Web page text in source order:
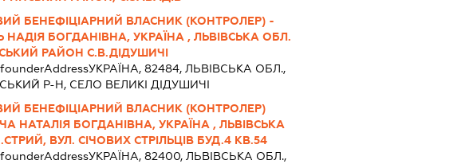
БЕНЕФІЦІАРНИЙ ВЛАСНИК (КОНТРОЛЕР) -
НАДІЯ БОГДАНІВНА, УКРАЇНА , ЛЬВІВСЬКА ОБЛ.
РАЙОН С.В.ДІДУШИЧІ
УКРАЇНА, 82484, ЛЬВІВСЬКА ОБЛ.,
Р-Н, СЕЛО ВЕЛИКІ ДІДУШИЧІ
БЕНЕФІЦІАРНИЙ ВЛАСНИК (КОНТРОЛЕР)
НАТАЛІЯ БОГДАНІВНА, УКРАЇНА , ЛЬВІВСЬКА
ВУЛ. СІЧОВИХ СТРІЛЬЦІВ БУД.4 КВ.54
УКРАЇНА, 82400, ЛЬВІВСЬКА ОБЛ.,